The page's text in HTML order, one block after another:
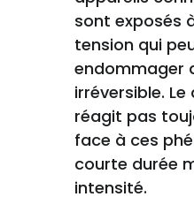
sont exposés
tension qui
endommager
irréversible.
réagit pas
face à ces
courte durée
intensité.